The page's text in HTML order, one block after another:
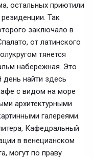
остальных приютили
Так
заключало в
от латинского
тянется
набережная. Это
найти здесь
с видом на море
архитектурными
галереями.
Кафедральный
в венецианском
могут по праву